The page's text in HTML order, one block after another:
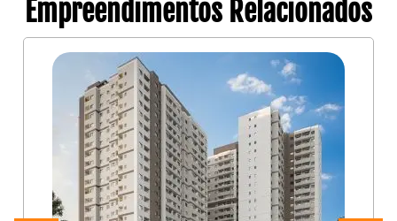
Empreendimentos Relacionados